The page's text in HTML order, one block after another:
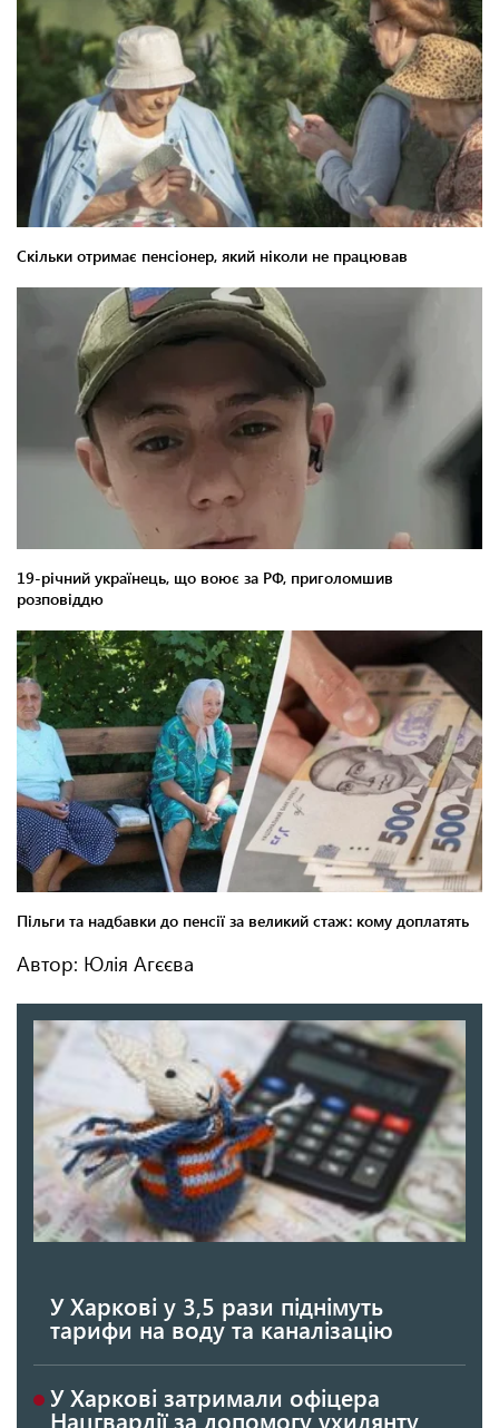
Автор: Юлія Агєєва
У Харкові у 3,5 рази піднімуть
тарифи на воду та каналізацію
У Харкові затримали офіцера
Нацгвардії за допомогу ухилянту